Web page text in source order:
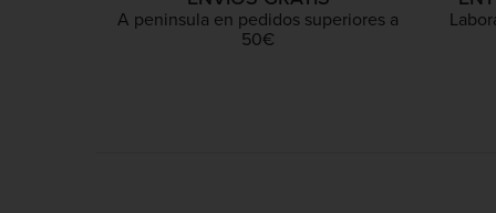
A peninsula en pedidos superiores a
50€